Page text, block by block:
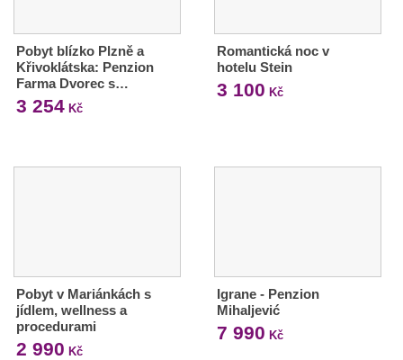
Pobyt blízko Plzně a
Křivoklátska: Penzion
Farma Dvorec s…
3 254 Kč
Romantická noc v
hotelu Stein
3 100 Kč
Pobyt v Mariánkách s
jídlem, wellness a
procedurami
2 990 Kč
Igrane - Penzion
Mihaljević
7 990 Kč